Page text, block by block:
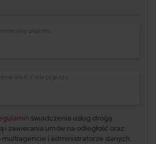
pojazdu
właściciela pojazdu
świadczenia usług drogą
i zawierania umów na odległość oraz
multiagencie i administratorze danych.